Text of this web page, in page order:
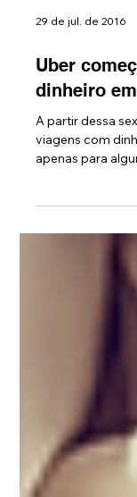
29 de jul. de 2016
Uber